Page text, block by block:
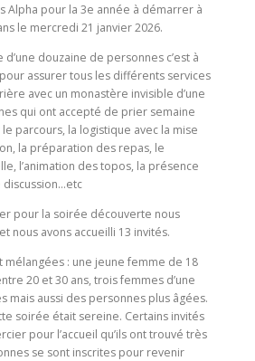
Alpha pour la 3e année à démarrer à
le mercredi 21 janvier 2026.
douzaine de personnes c’est à
assurer tous les différents services
avec un monastère invisible d’une
qui ont accepté de prier semaine
parcours, la logistique avec la mise
la préparation des repas, le
l’animation des topos, la présence
discussion…etc
pour la soirée découverte nous
nous avons accueilli 13 invités.
mélangées : une jeune femme de 18
20 et 30 ans, trois femmes d’une
mais aussi des personnes plus âgées.
soirée était sereine. Certains invités
pour l’accueil qu’ils ont trouvé très
se sont inscrites pour revenir